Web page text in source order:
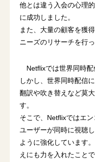
他とは違う入会の心理
に成功しました。
また、大量の顧客を獲
ニーズのリサーチを行っ
Netflixでは世界同時配
しかし、世界同時配信
翻訳や吹き替えなど莫
す。
そこで、Netflixではエ
ユーザーが同時に視聴
ように強化しています
えにも力を入れたことで